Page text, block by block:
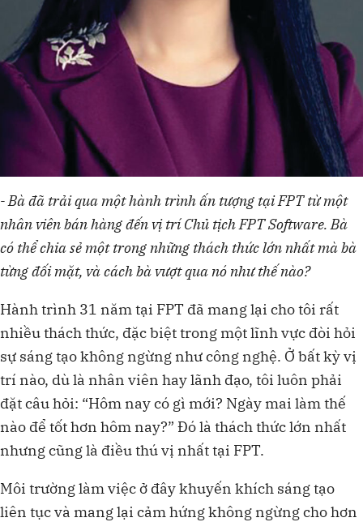
- Bà đã trải qua một hành trình ấn tượng tại FPT từ một
nhân viên bán hàng đến vị trí Chủ tịch FPT Software. Bà
có thể chia sẻ một trong những thách thức lớn nhất mà bà
từng đối mặt, và cách bà vượt qua nó như thế nào?
Hành trình 31 năm tại FPT đã mang lại cho tôi rất
nhiều thách thức, đặc biệt trong một lĩnh vực đòi hỏi
sự sáng tạo không ngừng như công nghệ. Ở bất kỳ vị
trí nào, dù là nhân viên hay lãnh đạo, tôi luôn phải
đặt câu hỏi: “Hôm nay có gì mới? Ngày mai làm thế
nào để tốt hơn hôm nay?” Đó là thách thức lớn nhất
nhưng cũng là điều thú vị nhất tại FPT.
Môi trường làm việc ở đây khuyến khích sáng tạo
liên tục và mang lại cảm hứng không ngừng cho hơn